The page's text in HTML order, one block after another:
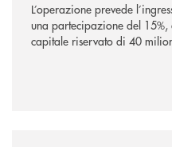
L’operazione prevede
una partecipazione del 15%,
capitale riservato di 40
comuni e sulla prossimità